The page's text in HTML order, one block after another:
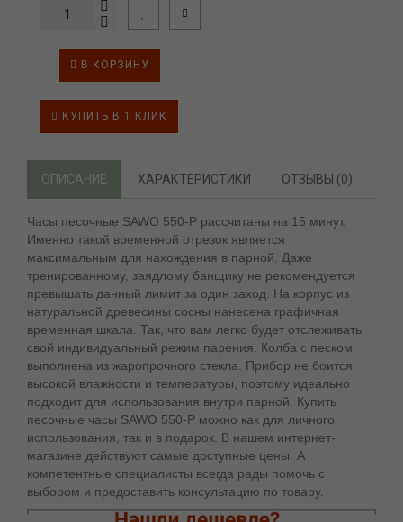
В КОРЗИНУ
КУПИТЬ В 1 КЛИК
ОПИСАНИЕ ХАРАКТЕРИСТИКИ ОТЗЫВЫ (0)
Часы песочные SAWO 550-Р рассчитаны на 15 минут.
Именно такой временной отрезок является
максимальным для нахождения в парной. Даже
тренированному, заядлому банщику не рекомендуется
превышать данный лимит за один заход. На корпус из
натуральной древесины сосны нанесена графичная
временная шкала. Так, что вам легко будет отслеживать
свой индивидуальный режим парения. Колба с песком
выполнена из жаропрочного стекла. Прибор не боится
высокой влажности и температуры, поэтому идеально
подходит для использования внутри парной. Купить
песочные часы SAWO 550-Р можно как для личного
использования, так и в подарок. В нашем интернет-
магазине действуют самые доступные цены. А
компетентные специалисты всегда рады помочь с
выбором и предоставить консультацию по товару.